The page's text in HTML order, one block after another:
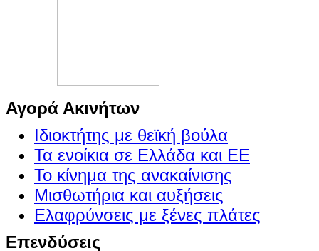
Αγορά Ακινήτων
Ιδιοκτήτης με θεϊκή βούλα
Τα ενοίκια σε Ελλάδα και ΕΕ
Το κίνημα της ανακαίνισης
Μισθωτήρια και αυξήσεις
Ελαφρύνσεις με ξένες πλάτες
Επενδύσεις